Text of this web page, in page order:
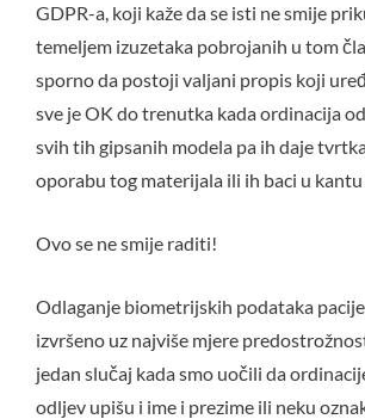
GDPR-a, koji kaže da se isti ne smije
temeljem izuzetaka pobrojanih u tom
sporno da postoji valjani propis koji
sve je OK do trenutka kada ordinacija
svih tih gipsanih modela pa ih daje
oporabu tog materijala ili ih baci u kantu
Ovo se ne smije raditi!
Odlaganje biometrijskih podataka
izvršeno uz najviše mjere
jedan slučaj kada smo uočili da
odljev upišu i ime i prezime ili neku